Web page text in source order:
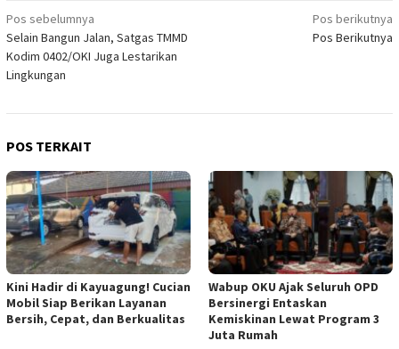
Navigasi
pos
Pos sebelumnya
Selain Bangun Jalan, Satgas TMMD
Kodim 0402/OKI Juga Lestarikan
Lingkungan
Pos berikutnya
Pos Berikutnya
POS TERKAIT
Kini Hadir di Kayuagung! Cucian
Mobil Siap Berikan Layanan
Bersih, Cepat, dan Berkualitas
Wabup OKU Ajak Seluruh OPD
Bersinergi Entaskan
Kemiskinan Lewat Program 3
Juta Rumah